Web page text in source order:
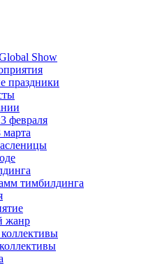
Show
праздники
февраля
тимбилдинга
жанр